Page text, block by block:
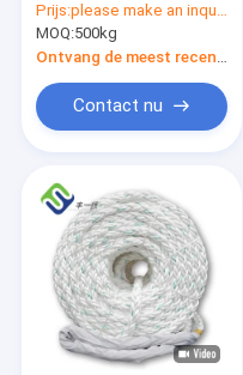
Polypropyleen CCS
van de Bundelpp
Kabel
Prijs:please make an inquiry
MOQ:500kg
Contact nu